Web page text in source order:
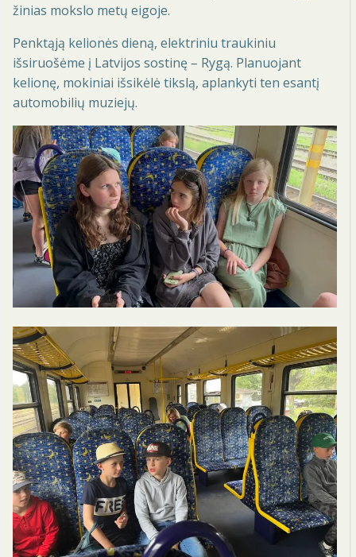
žinias mokslo metų eigoje.
Penktąją kelionės dieną, elektriniu traukiniu
išsiruošėme į Latvijos sostinę – Rygą. Planuojant
kelionę, mokiniai išsikėlė tikslą, aplankyti ten esantį
automobilių muziejų.